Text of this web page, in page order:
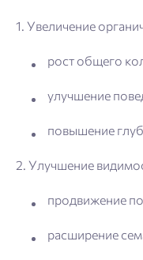
1. Увеличение
рост общего
улучшение
повышение
2. Улучшение
продвижение
расширение